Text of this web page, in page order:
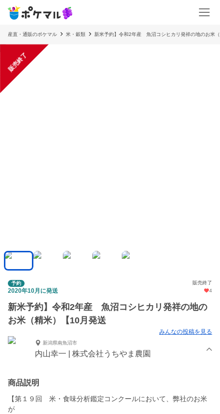
産直・通販のポケマル 米・穀類 新米予約】令和2年産 魚沼コシヒカリ発祥の地のお米
販売終了
予約 販売終了
2020年10月に発送 4
新米予約】令和2年産 魚沼コシヒカリ発祥の地の
お米（精米）【10月発送
みんなの投稿を見る
新潟県南魚沼市
内山幸一 | 株式会社うちやま農園
商品説明
【第１９回 米・食味分析鑑定コンクールにおいて、弊社のお米
が